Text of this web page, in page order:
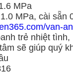
MPa
MPa, cài sẵn
van-
trẻ nhiệt
sẽ giúp quý